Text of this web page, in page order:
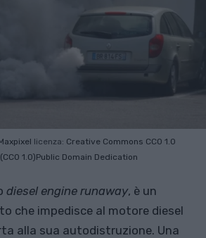
licenza: Creative Commons CC0 1.0
1.0)Public Domain Dedication
diesel engine runaway, è un
che impedisce al motore diesel
alla sua autodistruzione. Una